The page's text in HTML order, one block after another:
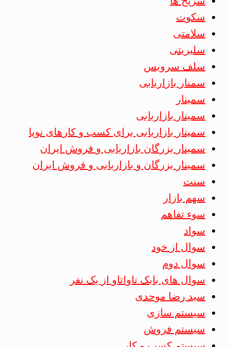
سکوت
سلامتی
سلبریتی
سلف سرویس
سمنار بازاریابی
سمینار
سمینار بازاریابی
سمینار بازاریابی برای کسب و کارهای نوپا
سمینار بزرگان بازاریابی و فروش ایران
سمینار بزرگان و بازاریابی و فروش ایران
سنت
سهم بازار
سوء تفاهم
سواد
سوال از خود
سوال دوم
سوال های بابک تاواتاو از یک نفر
سید رضا موحدی
سیستم سازی
سیستم فروش